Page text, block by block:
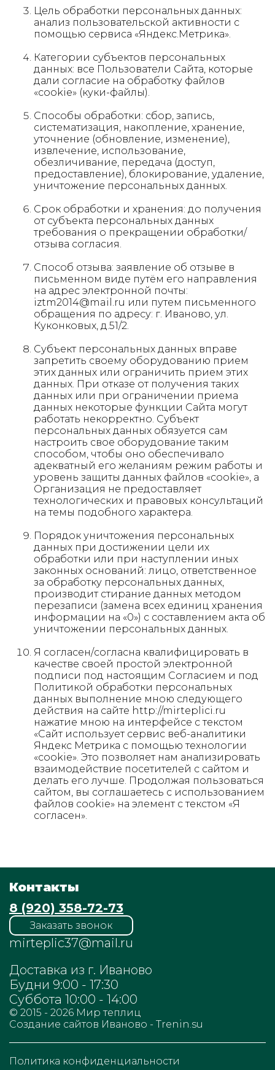
Цель обработки персональных данных:
анализ пользовательской активности с
помощью сервиса «Яндекс.Метрика».
Категории субъектов персональных
данных: все Пользователи Сайта, которые
дали согласие на обработку файлов
«cookie» (куки-файлы).
Способы обработки: сбор, запись,
систематизация, накопление, хранение,
уточнение (обновление, изменение),
извлечение, использование,
обезличивание, передача (доступ,
предоставление), блокирование, удаление,
уничтожение персональных данных.
Срок обработки и хранения: до получения
от субъекта персональных данных
требования о прекращении обработки/
отзыва согласия.
Способ отзыва: заявление об отзыве в
письменном виде путём его направления
на адрес электронной почты:
iztm2014@mail.ru или путем письменного
обращения по адресу: г. Иваново, ул.
Куконковых, д.51/2.
Субъект персональных данных вправе
запретить своему оборудованию прием
этих данных или ограничить прием этих
данных. При отказе от получения таких
данных или при ограничении приема
данных некоторые функции Сайта могут
работать некорректно. Субъект
персональных данных обязуется сам
настроить свое оборудование таким
способом, чтобы оно обеспечивало
адекватный его желаниям режим работы и
уровень защиты данных файлов «cookie», а
Организация не предоставляет
технологических и правовых консультаций
на темы подобного характера.
Порядок уничтожения персональных
данных при достижении цели их
обработки или при наступлении иных
законных оснований: лицо, ответственное
за обработку персональных данных,
производит стирание данных методом
перезаписи (замена всех единиц хранения
информации на «0») с составлением акта об
уничтожении персональных данных.
Я согласен/согласна квалифицировать в
качестве своей простой электронной
подписи под настоящим Согласием и под
Политикой обработки персональных
данных выполнение мною следующего
действия на сайте http://mirteplici.ru
нажатие мною на интерфейсе с текстом
«Сайт использует сервис веб-аналитики
Яндекс Метрика с помощью технологии
«cookie». Это позволяет нам анализировать
взаимодействие посетителей с сайтом и
делать его лучше. Продолжая пользоваться
сайтом, вы соглашаетесь с использованием
файлов cookie» на элемент с текстом «Я
согласен».
Контакты
8 (920) 358-72-73
Заказать звонок
mirteplic37@mail.ru
Доставка из г. Иваново
Будни 9:00 - 17:30
Суббота 10:00 - 14:00
© 2015 - 2026 Мир теплиц
Cоздание сайтов Иваново - Trenin.su
Политика конфиденциальности